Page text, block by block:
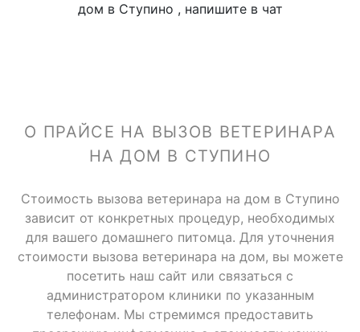
дом в Ступино , напишите в чат
О ПРАЙСЕ НА ВЫЗОВ ВЕТЕРИНАРА
НА ДОМ В СТУПИНО
Стоимость вызова ветеринара на дом в Ступино
зависит от конкретных процедур, необходимых
для вашего домашнего питомца. Для уточнения
стоимости вызова ветеринара на дом, вы можете
посетить наш сайт или связаться с
администратором клиники по указанным
телефонам. Мы стремимся предоставить